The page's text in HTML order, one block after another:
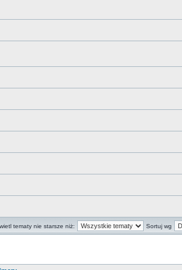
tematy nie starsze niż: Sortuj wg